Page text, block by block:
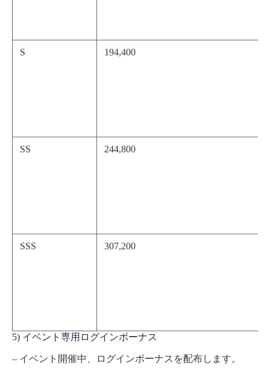
S 194,400
SS 244,800
SSS 307,200
5) イベント専用ログインボーナス
– イベント開催中、ログインボーナスを配布します。